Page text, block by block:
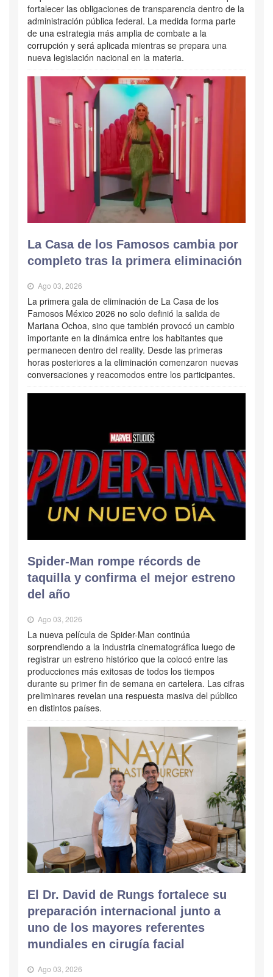
fortalecer las obligaciones de transparencia dentro de la
administración pública federal. La medida forma parte
de una estrategia más amplia de combate a la
corrupción y será aplicada mientras se prepara una
nueva legislación nacional en la materia.
La Casa de los Famosos cambia por
completo tras la primera eliminación
Ago 03, 2026
La primera gala de eliminación de La Casa de los
Famosos México 2026 no solo definió la salida de
Mariana Ochoa, sino que también provocó un cambio
importante en la dinámica entre los habitantes que
permanecen dentro del reality. Desde las primeras
horas posteriores a la eliminación comenzaron nuevas
conversaciones y reacomodos entre los participantes.
Spider-Man rompe récords de
taquilla y confirma el mejor estreno
del año
Ago 03, 2026
La nueva película de Spider-Man continúa
sorprendiendo a la industria cinematográfica luego de
registrar un estreno histórico que la colocó entre las
producciones más exitosas de todos los tiempos
durante su primer fin de semana en cartelera. Las cifras
preliminares revelan una respuesta masiva del público
en distintos países.
El Dr. David de Rungs fortalece su
preparación internacional junto a
uno de los mayores referentes
mundiales en cirugía facial
Ago 03, 2026